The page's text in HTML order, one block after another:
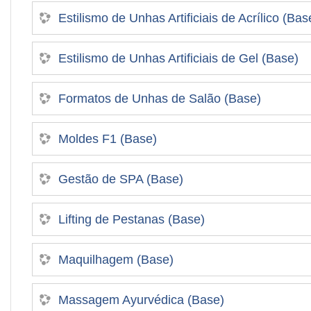
Estilismo de Unhas Artificiais de Acrílico
Estilismo de Unhas Artificiais de Gel (Base)
Formatos de Unhas de Salão (Base)
Moldes F1 (Base)
Gestão de SPA (Base)
Lifting de Pestanas (Base)
Maquilhagem (Base)
Massagem Ayurvédica (Base)